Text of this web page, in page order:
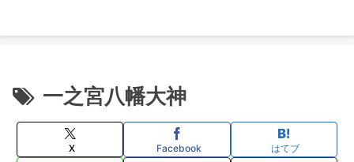
一之宮八幡大神
X Facebook はてブ